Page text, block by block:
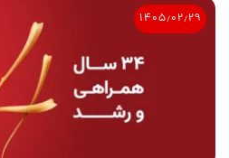
۱۴۰۵٫۰۲٫۲۹